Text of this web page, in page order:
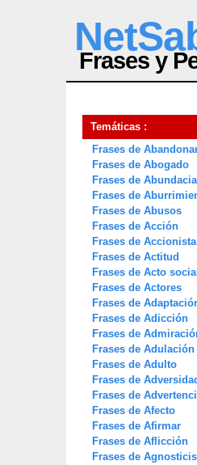
Frases y
Temáticas :
Frases de
Frases de Abogado
Frases de Abundacia
Frases de
Frases de Abusos
Frases de Acción
Frases de Accionista
Frases de Actitud
Frases de Acto social
Frases de Actores
Frases de
Frases de Adicción
Frases de
Frases de Adulación
Frases de Adulto
Frases de
Frases de
Frases de Afecto
Frases de Afirmar
Frases de Aflicción
Frases de